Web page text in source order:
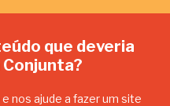
que deveria
nos ajude a fazer um site